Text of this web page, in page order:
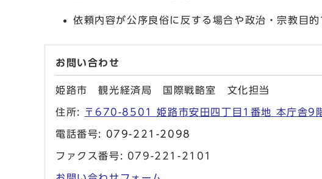
依頼内容が公序良俗に反する場合や政治・宗教目
お問い合わせ
姫路市 観光経済局 国際戦略室 文化担当
住所: 〒670-8501 姫路市安田四丁目1番地 本庁舎9
電話番号: 079-221-2098
ファクス番号: 079-221-2101